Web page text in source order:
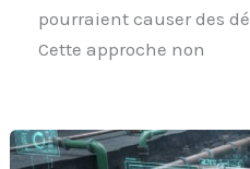
pourraient causer des
Cette approche non